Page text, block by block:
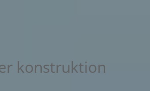
konstruktion